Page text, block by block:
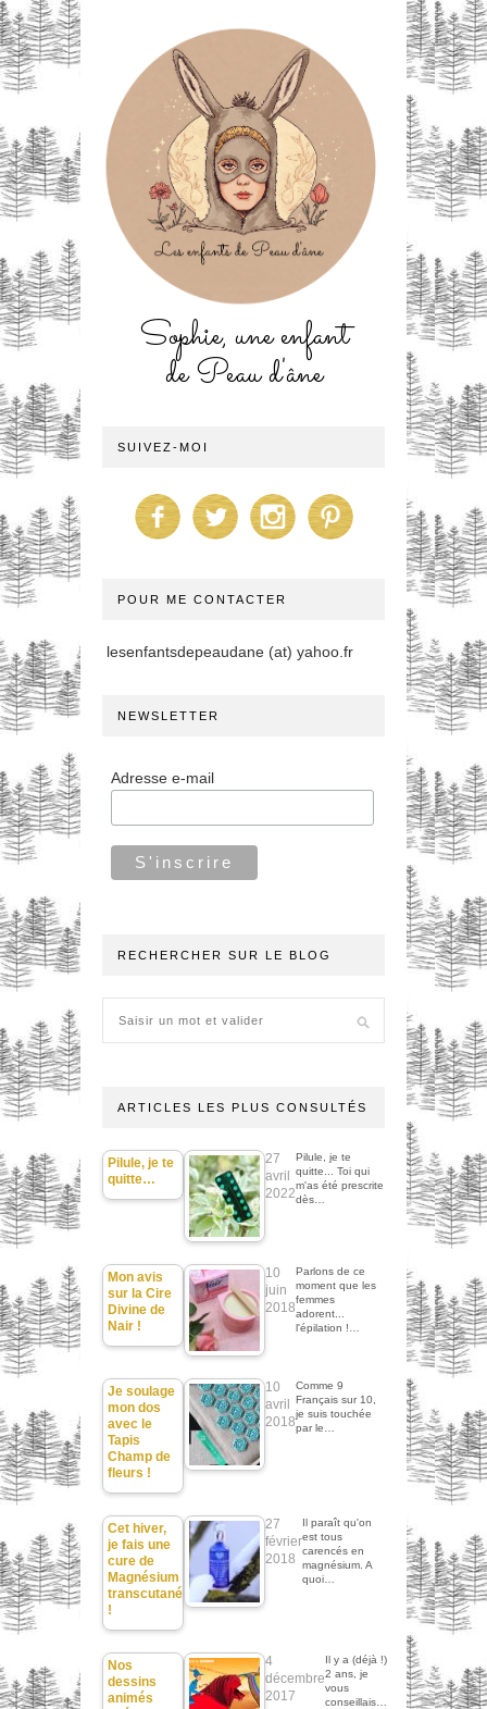
Sophie, une enfant
de Peau d'âne
SUIVEZ-MOI
POUR ME CONTACTER
lesenfantsdepeaudane (at) yahoo.fr
NEWSLETTER
Adresse e-mail
RECHERCHER SUR LE BLOG
ARTICLES LES PLUS CONSULTÉS
Pilule, je te
quitte…
27
avril
2022
Pilule, je te
quitte... Toi qui
m'as été prescrite
dès…
Mon avis
sur la Cire
Divine de
Nair !
10
juin
2018
Parlons de ce
moment que les
femmes
adorent...
l'épilation !…
Je soulage
mon dos
avec le
Tapis
Champ de
fleurs !
10
avril
2018
Comme 9
Français sur 10,
je suis touchée
par le…
Cet hiver,
je fais une
cure de
Magnésium
transcutané
!
27
février
2018
Il paraît qu'on
est tous
carencés en
magnésium. A
quoi…
Nos
dessins
animés
4
décembre
2017
Il y a (déjà !)
2 ans, je
vous
conseillais…